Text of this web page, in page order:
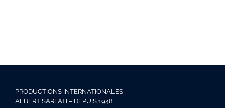
PRODUCTIONS INTERNATIONALES
ALBERT SARFATI – DEPUIS 1948